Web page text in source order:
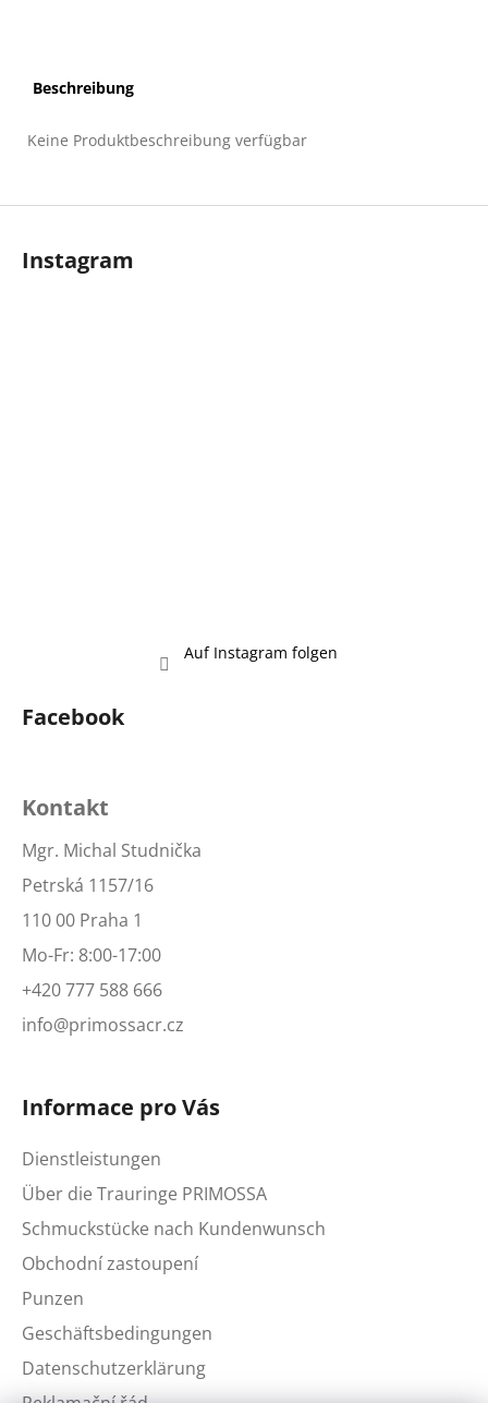
Beschreibung
Keine Produktbeschreibung verfügbar
F
Instagram
Auf Instagram folgen
Facebook
Kontakt
Mgr. Michal Studnička
Petrská 1157/16
110 00 Praha 1
Mo-Fr: 8:00-17:00
+420 777 588 666
info@primossacr.cz
Informace pro Vás
Dienstleistungen
Über die Trauringe PRIMOSSA
Schmuckstücke nach Kundenwunsch
Obchodní zastoupení
Punzen
Geschäftsbedingungen
Datenschutzerklärung